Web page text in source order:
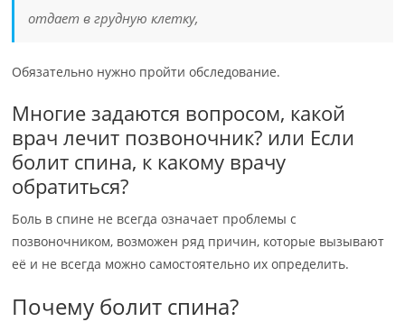
отдает в грудную клетку,
Обязательно нужно пройти обследование.
Многие задаются вопросом, какой
врач лечит позвоночник? или Если
болит спина, к какому врачу
обратиться?
Боль в спине не всегда означает проблемы с
позвоночником, возможен ряд причин, которые вызывают
её и не всегда можно самостоятельно их определить.
Почему болит спина?